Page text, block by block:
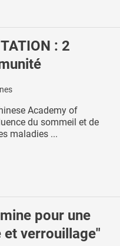
: 2
Academy of
du sommeil et de
maladies ...
pour une
verrouillage"